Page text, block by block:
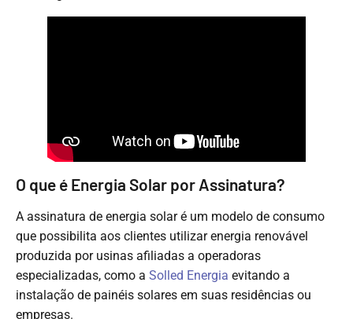
O que é Energia Solar por Assinatura?
A assinatura de energia solar é um modelo de consumo
que possibilita aos clientes utilizar energia renovável
produzida por usinas afiliadas a operadoras
especializadas, como a Solled Energia evitando a
instalação de painéis solares em suas residências ou
empresas.